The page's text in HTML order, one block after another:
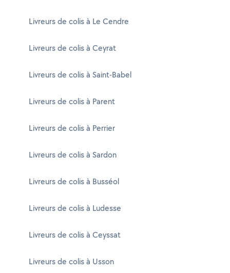
Livreurs de colis à Le Cendre
Livreurs de colis à Ceyrat
Livreurs de colis à Saint-Babel
Livreurs de colis à Parent
Livreurs de colis à Perrier
Livreurs de colis à Sardon
Livreurs de colis à Busséol
Livreurs de colis à Ludesse
Livreurs de colis à Ceyssat
Livreurs de colis à Usson